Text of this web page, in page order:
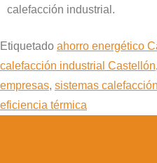
calefacción industrial.
Etiquetado ahorro energético
calefacción industrial Castellón,
empresas, sistemas
eficiencia térmica